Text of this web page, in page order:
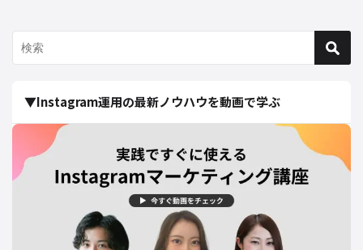
▼Instagram運用の最新ノウハウを動画で学ぶ